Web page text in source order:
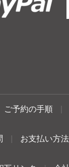
ご予約の手順
お支払い方